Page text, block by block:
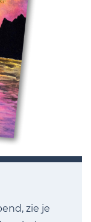
zie je